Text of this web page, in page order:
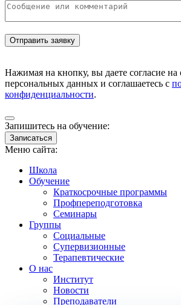
Нажимая на кнопку, вы даете согласие на
персональных данных и соглашаетесь с
конфиденциальности.
Запишитесь на обучение:
Записаться
Меню сайта:
Школа
Обучение
Краткосрочные программы
Профпереподготовка
Семинары
Группы
Социальные
Супервизионные
Терапевтические
О нас
Институт
Новости
Преподаватели